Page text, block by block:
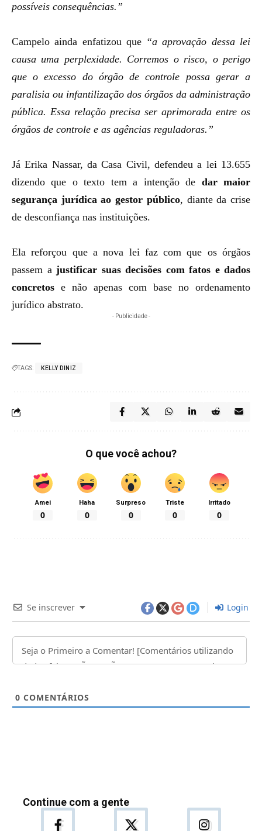
possíveis consequências.”
Campelo ainda enfatizou que “a aprovação dessa lei
causa uma perplexidade. Corremos o risco, o perigo
que o excesso do órgão de controle possa gerar a
paralisia ou infantilização dos órgãos da administração
pública. Essa relação precisa ser aprimorada entre os
órgãos de controle e as agências reguladoras.”
Já Erika Nassar, da Casa Civil, defendeu a lei 13.655
dizendo que o texto tem a intenção de dar maior
segurança jurídica ao gestor público, diante da crise
de desconfiança nas instituições.
Ela reforçou que a nova lei faz com que os órgãos
passem a justificar suas decisões com fatos e dados
concretos e não apenas com base no ordenamento
jurídico abstrato.
- Publicidade -
TAGS: KELLY DINIZ
O que você achou?
Amei
0
Haha
0
Surpreso
0
Triste
0
Irritado
0
Se inscrever Login
0 COMENTÁRIOS
Continue com a gente